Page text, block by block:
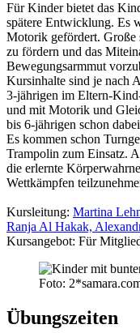
Für Kinder bietet das
spätere Entwicklung. Es
Motorik gefördert. Große
zu fördern und das
Bewegungsarmmut
Kursinhalte sind je nach
3-jährigen im Eltern-
und mit Motorik und
bis 6-jährigen schon
Es kommen schon
Trampolin zum Einsatz.
die erlernte
Wettkämpfen
Kursleitung: Martina
Ranja Al Hakak,
Kursangebot: Für
Foto:
Übungszeiten